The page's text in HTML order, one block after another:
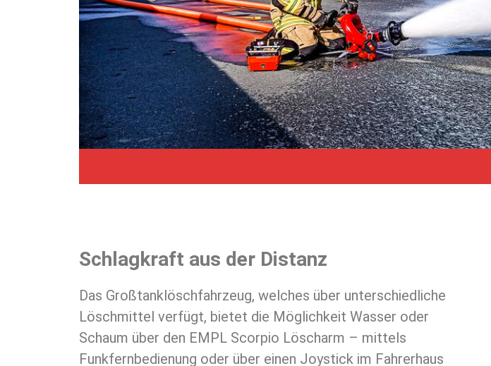
Schlagkraft aus der Distanz
Das Großtanklöschfahrzeug, welches über unterschiedliche
Löschmittel verfügt, bietet die Möglichkeit Wasser oder
Schaum über den EMPL Scorpio Löscharm – mittels
Funkfernbedienung oder über einen Joystick im Fahrerhaus